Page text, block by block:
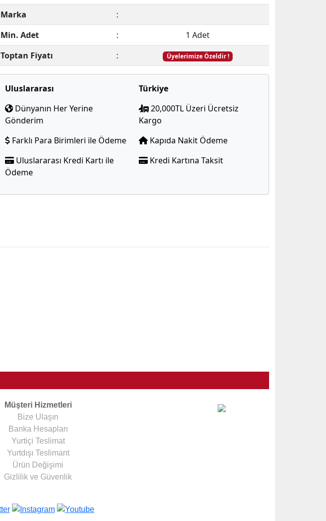
Marka
:
Min. Adet
:
1 Adet
Toptan Fiyatı
: Üyelerimize Özeldir !
Uluslararası
Dünyanın Her Yerine
Gönderim
Farklı Para Birimleri ile Ödeme
Uluslararası Kredi Kartı ile
Ödeme
Türkiye
20,000TL Üzeri Ücretsiz
Kargo
Kapıda Nakit Ödeme
Kredi Kartına Taksit
Müşteri Hizmetleri
Bize Ulaşın
Banka Hesapları
Yurtiçi Teslimat
Yurtdışı Teslimant
Ürün Değişimi
Gizlilik ve Güvenlik